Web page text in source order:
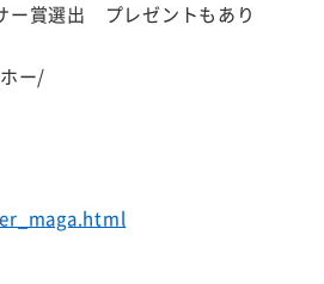
ー賞選出 プレゼントもあり
ー/